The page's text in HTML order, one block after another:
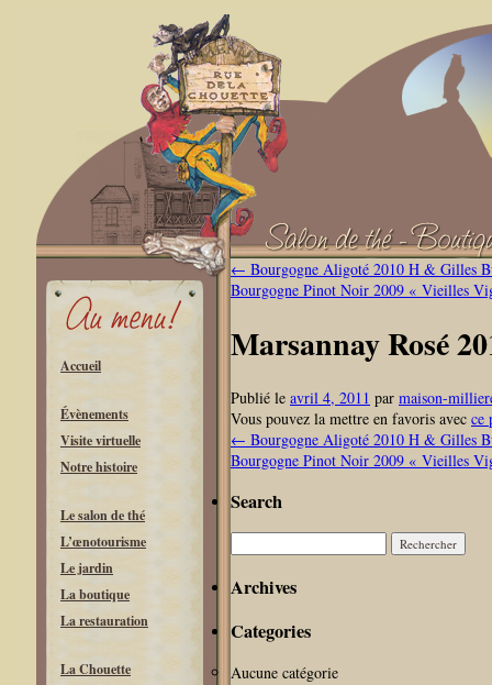
Accueil
Évènements
Visite virtuelle
Notre histoire
Le salon de thé
L’œnotourisme
Le jardin
La boutique
La restauration
La Chouette
← Bourgogne Aligoté 2010 H & Gilles
Bourgogne Pinot Noir 2009 « Vieilles
Marsannay Rosé
Publié le avril 4, 2011 par maison-
Vous pouvez la mettre en favoris avec ce
← Bourgogne Aligoté 2010 H & Gilles
Bourgogne Pinot Noir 2009 « Vieilles
Search
Archives
Categories
Aucune catégorie